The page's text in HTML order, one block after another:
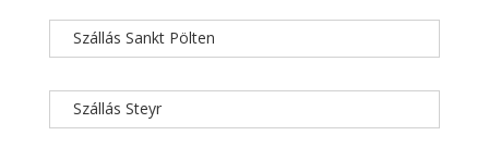
Szállás Sankt Pölten
Szállás Steyr